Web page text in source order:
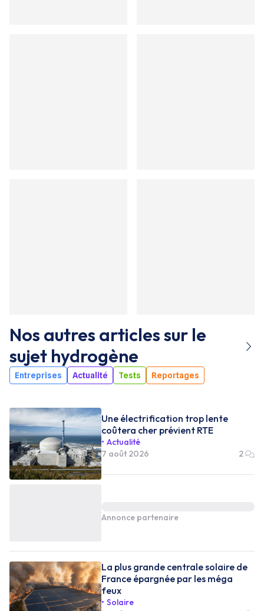
Nos autres articles sur le
sujet hydrogène
Entreprises Actualité Tests Reportages
Une électrification trop lente
coûtera cher prévient RTE
Actualité
7 août 2026
2
Annonce partenaire
La plus grande centrale solaire de
France épargnée par les méga
feux
Solaire